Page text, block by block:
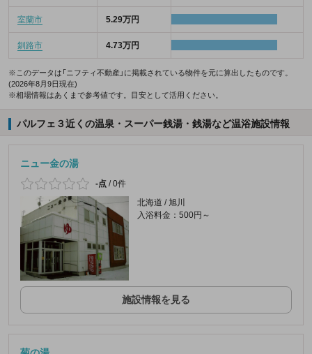
室蘭市 5.29万円
釧路市 4.73万円
※このデータは「ニフティ不動産」に掲載されている物件を元に算出したものです。
(2026年8月9日現在)
※相場情報はあくまで参考値です。目安として活用ください。
パルフェ３近くの温泉・スーパー銭湯・銭湯など温浴施設情報
ニュー金の湯
-点 /0件
北海道 / 旭川
入浴料金：500円～
施設情報を見る